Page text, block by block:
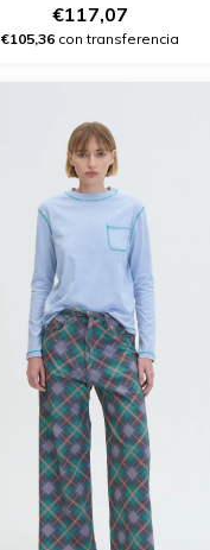
€117,07
€105,36con transferencia